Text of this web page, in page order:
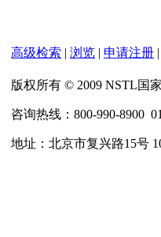
高级检索 | 浏览 | 申请注册 |
版权所有 © 2009 NSTL国
咨询热线：800-990-8900
地址：北京市复兴路15号